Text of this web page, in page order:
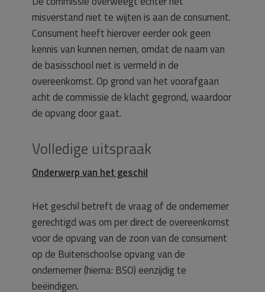
misverstand niet te wijten is aan de consument.
Consument heeft hierover eerder ook geen
kennis van kunnen nemen, omdat de naam van
de basisschool niet is vermeld in de
overeenkomst. Op grond van het voorafgaan
acht de commissie de klacht gegrond, waardoor
de opvang door gaat.
Volledige uitspraak
Onderwerp van het geschil
Het geschil betreft de vraag of de ondernemer
gerechtigd was om per direct de overeenkomst
voor de opvang van de zoon van de consument
op de Buitenschoolse opvang van de
ondernemer (hierna: BSO) eenzijdig te
beëindigen.